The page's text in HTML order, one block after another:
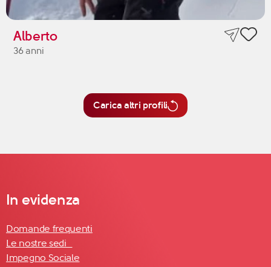
Alberto
36 anni
Carica altri profili
In evidenza
Domande frequenti
Le nostre sedi
Impegno Sociale